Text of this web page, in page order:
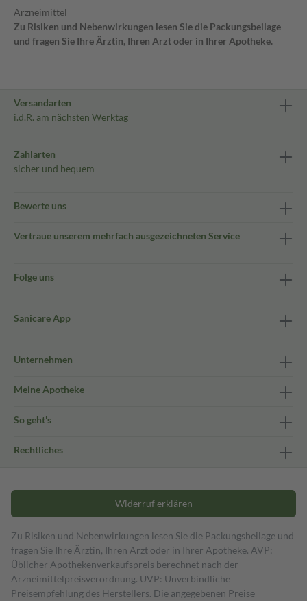
Arzneimittel
Zu Risiken und Nebenwirkungen lesen Sie die Packungsbeilage
und fragen Sie Ihre Ärztin, Ihren Arzt oder in Ihrer Apotheke.
Versandarten
i.d.R. am nächsten Werktag
Zahlarten
sicher und bequem
Bewerte uns
Vertraue unserem mehrfach ausgezeichneten Service
Folge uns
Sanicare App
Unternehmen
Meine Apotheke
So geht's
Rechtliches
Widerruf erklären
Zu Risiken und Nebenwirkungen lesen Sie die Packungsbeilage und
fragen Sie Ihre Ärztin, Ihren Arzt oder in Ihrer Apotheke. AVP:
Üblicher Apothekenverkaufspreis berechnet nach der
Arzneimittelpreisverordnung. UVP: Unverbindliche
Preisempfehlung des Herstellers. Die angegebenen Preise